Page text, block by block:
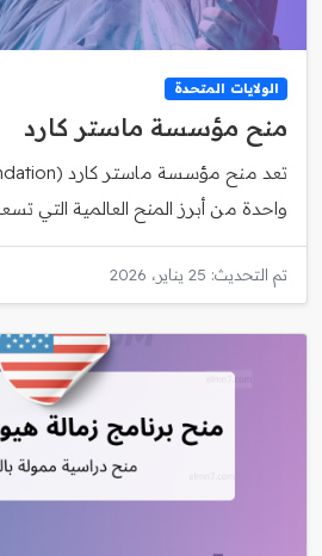
الولايات المتحدة
منح مؤسسة ماستر كارد
واحدة من أبرز المنح العالمية التي
تم التحديث: 25 يناير، 2026